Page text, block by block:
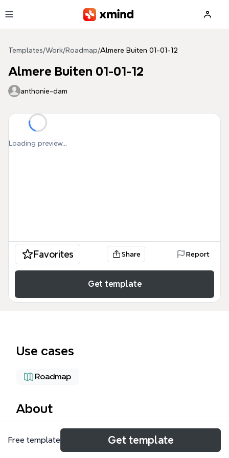
Templates/Work/Roadmap/Almere Buiten 01-01-12
Almere Buiten 01-01-12
anthonie-dam
Loading preview...
Favorites Share Report
Get template
Use cases
Roadmap
About
Deze Almere Buiten 01-01-12 mind map is een
projectplanningstemplate voor de implementatie
Free template Get template